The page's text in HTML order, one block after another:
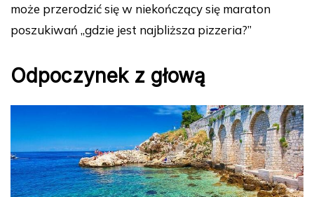
może przerodzić się w niekończący się maraton
poszukiwań „gdzie jest najbliższa pizzeria?”
Odpoczynek z głową